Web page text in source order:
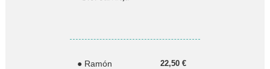
● Ramón
22,50 €